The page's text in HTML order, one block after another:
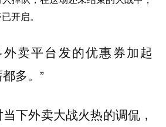
开启。
卖平台发的优惠券加起
多。”
下外卖大战火热的调侃，